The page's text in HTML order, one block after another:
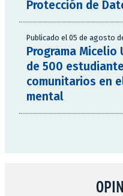
Protección de
Publicado el 05 de agosto
Programa Micelio
de 500
comunitarios en
mental